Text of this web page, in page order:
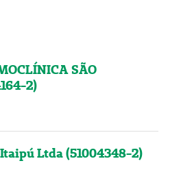
SÃO
2)
Ltda (51004348-2)